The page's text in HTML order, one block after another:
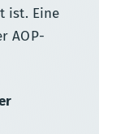
ist. Eine
AOP-